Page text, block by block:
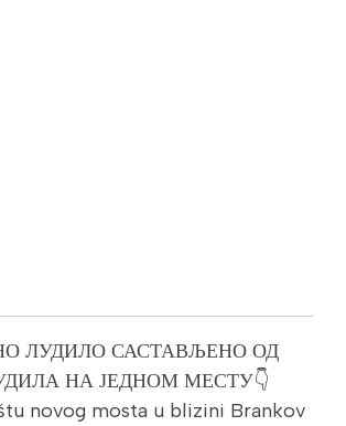
ЛУДИЛО САСТАВЉЕНО ОД
НА ЈЕДНОМ МЕСТУ👇
novog mosta u blizini Brankov